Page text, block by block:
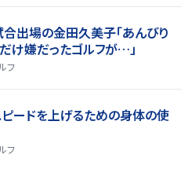
出場の金田久美子「あんびり
け嫌だったゴルフが…」
フ
ピードを上げるための身体の使
フ